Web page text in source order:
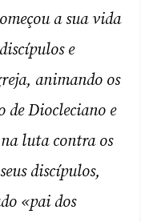
a sua vida
e
animando os
de Diocleciano e
luta contra os
discípulos,
«pai dos